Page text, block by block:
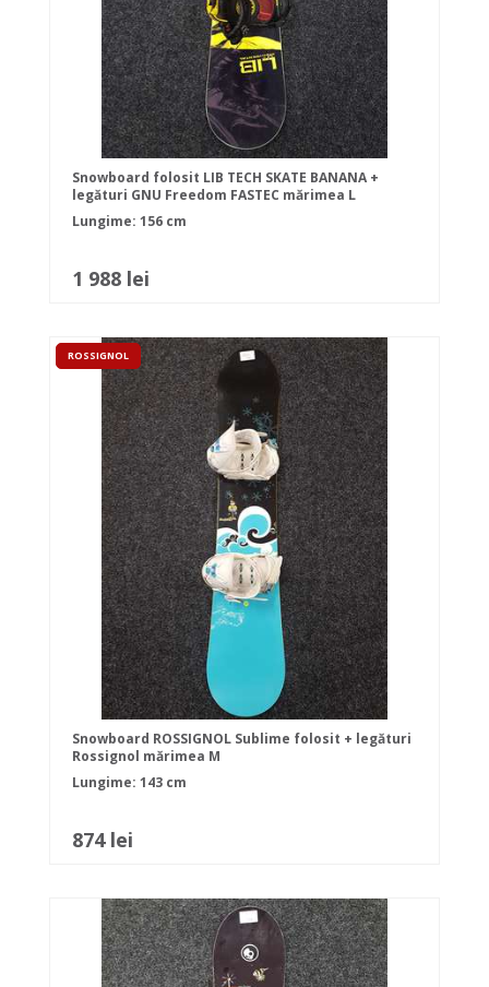
Snowboard folosit LIB TECH SKATE BANANA +
legături GNU Freedom FASTEC mărimea L
Lungime: 156 cm
1 988 lei
ROSSIGNOL
Snowboard ROSSIGNOL Sublime folosit + legături
Rossignol mărimea M
Lungime: 143 cm
874 lei